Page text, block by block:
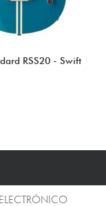
RSS20 - Swift